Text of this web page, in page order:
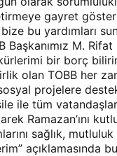
gayret
bu yardımları
M. Rifat
bir borç
olan TOBB her
projelere
ile tüm
Ramazan’ını
sağlık,
açıklamasında